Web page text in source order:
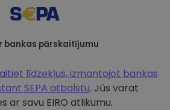
bankas pārskaitījumu
līdzekļus, izmantojot bankas
SEPA atbalstu. Jūs varat
ar savu EIRO atlikumu.